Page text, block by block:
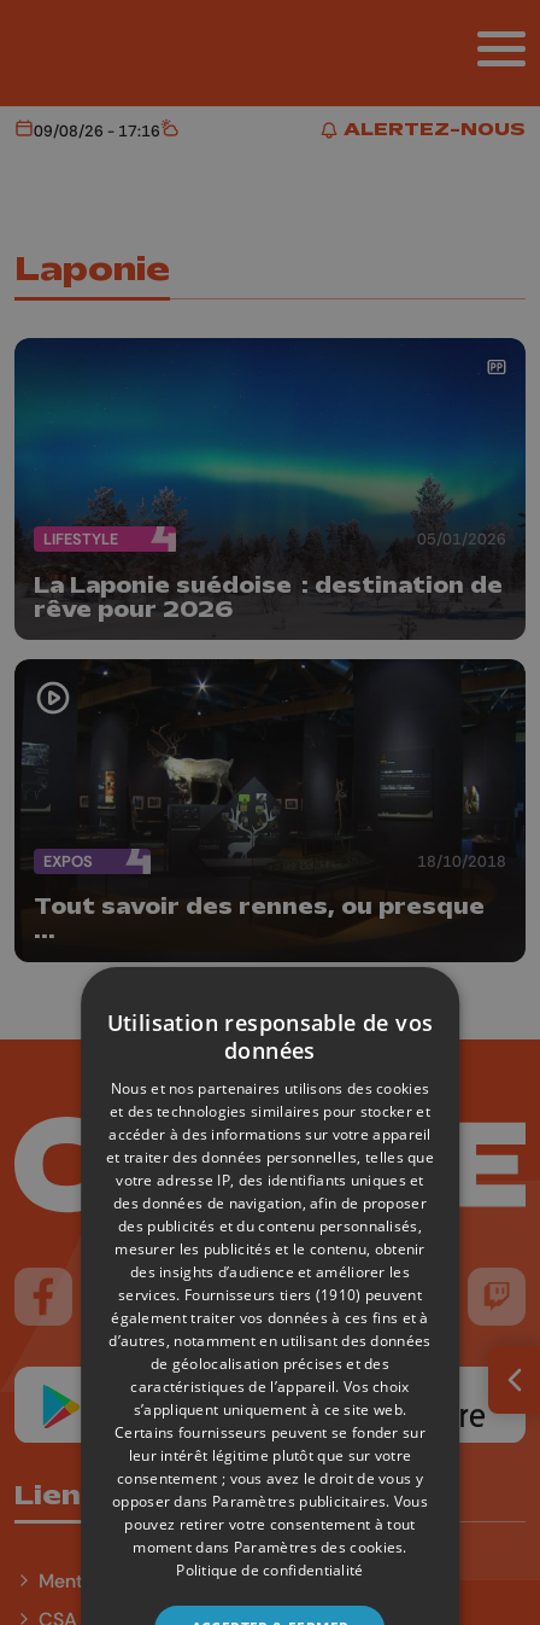
ALERTEZ-NOUS
ALERTEZ-NOUS
Aujourd'hui
09/08/26 - 17:16 Météo
Laponie
LIFESTYLE 05/01/2026
La Laponie suédoise : destination de
rêve pour 2026
EXPOS 18/10/2018
Tout savoir des rennes, ou presque
...
Suivez-nous sur FaceBook
Suivez-nous sur Instagram
Suivez-nous sur TikTok
Suivez-nous sur YouTube
Suivez-nous
Liens utiles
Mentions légales
CSA
Utilisation responsable de vos
données
Nous et nos partenaires utilisons des cookies
et des technologies similaires pour stocker et
accéder à des informations sur votre appareil
et traiter des données personnelles, telles que
votre adresse IP, des identifiants uniques et
des données de navigation, afin de proposer
des publicités et du contenu personnalisés,
mesurer les publicités et le contenu, obtenir
des insights d’audience et améliorer les
services. Fournisseurs tiers (1910) peuvent
également traiter vos données à ces fins et à
d’autres, notamment en utilisant des données
de géolocalisation précises et des
caractéristiques de l’appareil. Vos choix
s’appliquent uniquement à ce site web.
Certains fournisseurs peuvent se fonder sur
leur intérêt légitime plutôt que sur votre
consentement ; vous avez le droit de vous y
opposer dans Paramètres publicitaires. Vous
pouvez retirer votre consentement à tout
moment dans Paramètres des cookies.
Politique de confidentialité